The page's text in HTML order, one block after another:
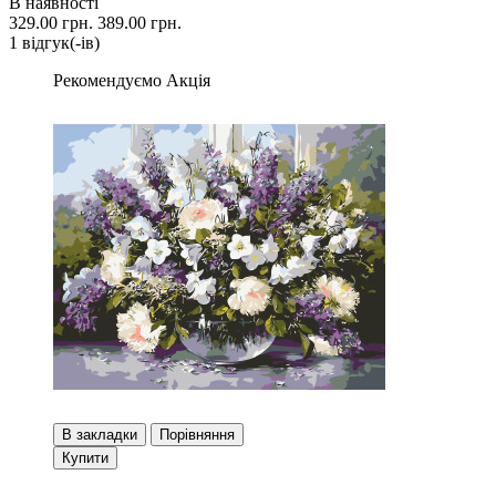
329.00 грн. 389.00 грн.
1 вiдгук(-iв)
Рекомендуємо Акція
В закладки
Порівняння
Купити